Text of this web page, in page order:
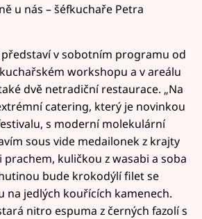
u nás – šéfkuchaře Petra
v sobotním programu od
workshopu a v areálu
dvě netradiční restaurace. „Na
catering, který je novinkou
s moderní molekulární
sous vide medailonek z krajty
kuličkou z wasabi a soba
bude krokodýlí filet se
na jedlých kouřících kamenech.
nitro espuma z černých fazolí s